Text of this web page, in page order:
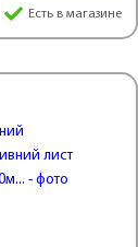
Есть в магазине